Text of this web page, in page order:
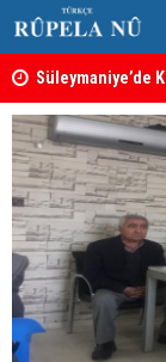
“Safları
sonuçlar